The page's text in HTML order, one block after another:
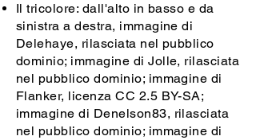
Il tricolore: dall'alto in basso e da
sinistra a destra, immagine di
Delehaye, rilasciata nel pubblico
dominio; immagine di Jolle, rilasciata
nel pubblico dominio; immagine di
Flanker, licenza CC 2.5 BY-SA;
immagine di Denelson83, rilasciata
nel pubblico dominio; immagine di